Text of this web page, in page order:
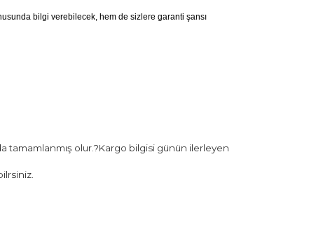
bilgi verebilecek, hem de sizlere garanti şansı
tamamlanmış olur.?Kargo bilgisi günün ilerleyen